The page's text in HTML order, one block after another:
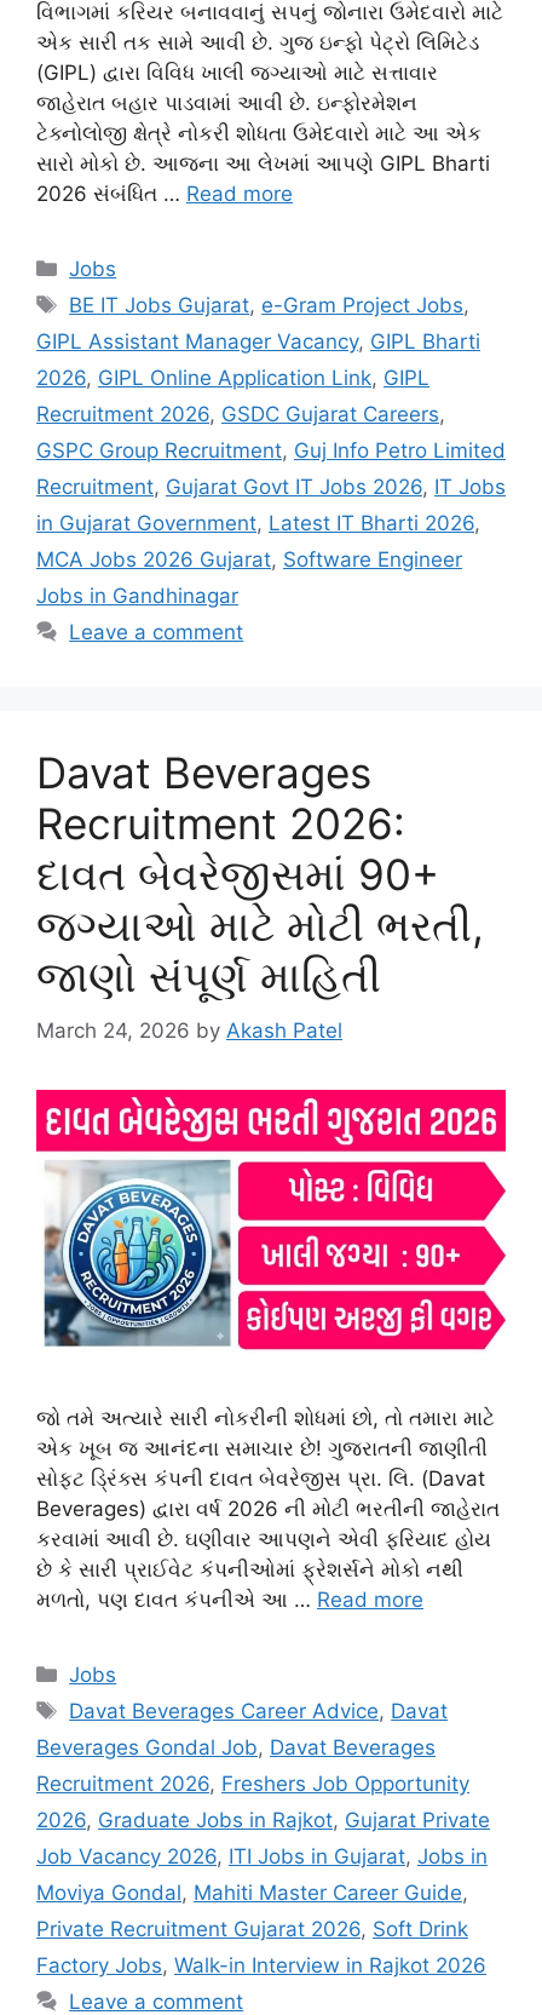
વિભાગમાં કરિયર બનાવવાનું સપનું જોનારા ઉમેદવારો માટે
એક સારી તક સામે આવી છે. ગુજ ઇન્ફો પેટ્રો લિમિટેડ
(GIPL) દ્વારા વિવિધ ખાલી જગ્યાઓ માટે સત્તાવાર
જાહેરાત બહાર પાડવામાં આવી છે. ઇન્ફોરમેશન
ટેક્નોલોજી ક્ષેત્રે નોકરી શોધતા ઉમેદવારો માટે આ એક
સારો મોકો છે. આજના આ લેખમાં આપણે GIPL Bharti
2026 સંબંધિત … Read more
Categories
Jobs
Tags
BE IT Jobs Gujarat, e-Gram Project Jobs,
GIPL Assistant Manager Vacancy, GIPL Bharti
2026, GIPL Online Application Link, GIPL
Recruitment 2026, GSDC Gujarat Careers,
GSPC Group Recruitment, Guj Info Petro Limited
Recruitment, Gujarat Govt IT Jobs 2026, IT Jobs
in Gujarat Government, Latest IT Bharti 2026,
MCA Jobs 2026 Gujarat, Software Engineer
Jobs in Gandhinagar
Leave a comment
Davat Beverages
Recruitment 2026:
દાવત બેવરેજીસમાં 90+
જગ્યાઓ માટે મોટી ભરતી,
જાણો સંપૂર્ણ માહિતી
March 24, 2026 by Akash Patel
જો તમે અત્યારે સારી નોકરીની શોધમાં છો, તો તમારા માટે
એક ખૂબ જ આનંદના સમાચાર છે! ગુજરાતની જાણીતી
સોફ્ટ ડ્રિંક્સ કંપની દાવત બેવરેજીસ પ્રા. લિ. (Davat
Beverages) દ્વારા વર્ષ 2026 ની મોટી ભરતીની જાહેરાત
કરવામાં આવી છે. ઘણીવાર આપણને એવી ફરિયાદ હોય
છે કે સારી પ્રાઈવેટ કંપનીઓમાં ફ્રેશર્સને મોકો નથી
મળતો, પણ દાવત કંપનીએ આ … Read more
Categories
Jobs
Tags
Davat Beverages Career Advice, Davat
Beverages Gondal Job, Davat Beverages
Recruitment 2026, Freshers Job Opportunity
2026, Graduate Jobs in Rajkot, Gujarat Private
Job Vacancy 2026, ITI Jobs in Gujarat, Jobs in
Moviya Gondal, Mahiti Master Career Guide,
Private Recruitment Gujarat 2026, Soft Drink
Factory Jobs, Walk-in Interview in Rajkot 2026
Leave a comment